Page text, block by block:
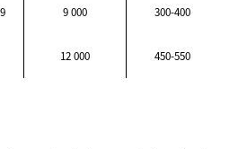
9 000 300-400
12 000 450-550